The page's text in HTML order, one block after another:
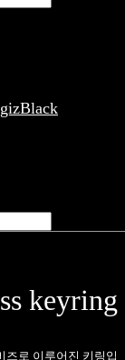
keyring
즈로 이루어진 키링입